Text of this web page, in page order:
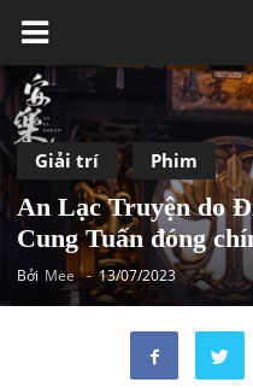
Giải trí Phim
An Lạc Truyện do
Cung Tuấn đóng
Bởi Mee - 13/07/2023